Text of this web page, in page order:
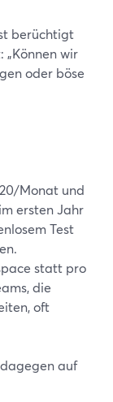
berüchtigt
wir
oder böse
Monat und
ersten Jahr
Test
statt pro
die
oft
auf